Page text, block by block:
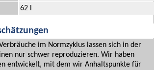
62 l
im Normzyklus lassen sich in der
nur schwer reproduzieren. Wir haben
entwickelt, mit dem wir Anhaltspunkte für